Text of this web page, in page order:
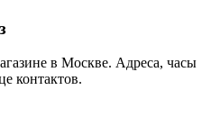
в Москве. Адреса, часы
контактов.